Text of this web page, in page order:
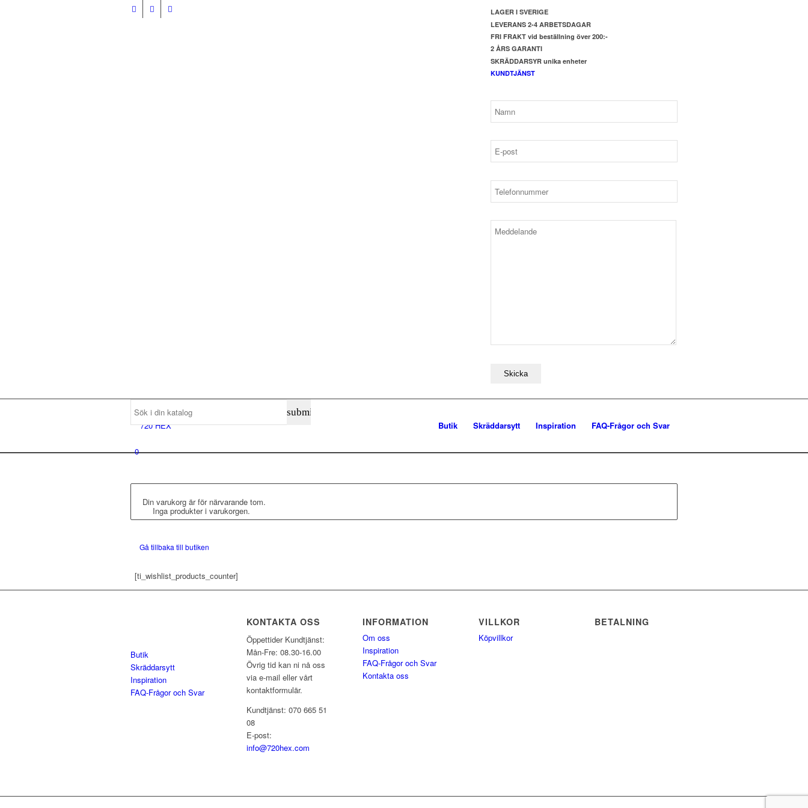
LAGER I SVERIGE
LEVERANS 2-4 ARBETSDAGAR
FRI FRAKT vid beställning över 200:-
2 ÅRS GARANTI
SKRÄDDARSYR unika enheter
KUNDTJÄNST
Butik Skräddarsytt Inspiration FAQ-Frågor och Svar
0
Inga produkter i varukorgen.
[ti_wishlist_products_counter]
Din varukorg är för närvarande tom.
Gå tillbaka till butiken
Butik
Skräddarsytt
Inspiration
FAQ-Frågor och Svar
KONTAKTA OSS
Öppettider Kundtjänst:
Mån-Fre: 08.30-16.00
Övrig tid kan ni nå oss
via e-mail eller vårt
kontaktformulär.
Kundtjänst: 070 665 51
08
E-post:
info@720hex.com
INFORMATION
Om oss
Inspiration
FAQ-Frågor och Svar
Kontakta oss
VILLKOR
Köpvillkor
BETALNING